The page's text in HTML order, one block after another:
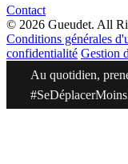
Contact
© 2026 Gueudet. All
Conditions générales
confidentialité Gestion
Au quotidien,